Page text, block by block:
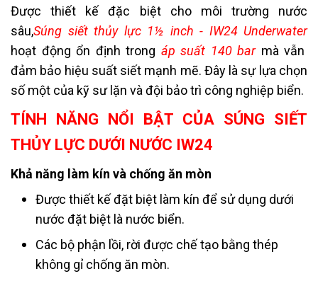
Được thiết kế đặc biệt cho môi trường nước
sâu,Súng siết thủy lực 1½ inch - IW24 Underwater
hoạt động ổn định trong áp suất 140 barmà vẫn
đảm bảo hiệu suất siết mạnh mẽ. Đây là sự lựa chọn
số một của kỹ sư lặn và đội bảo trì công nghiệp biển.
TÍNH NĂNG NỔI BẬT CỦA SÚNG SIẾT
THỦY LỰC DƯỚI NƯỚC IW24
Khả năng làm kín và chống ăn mòn
Được thiết kế đặt biệt làm kín để sử dụng dưới
nước đặt biệt là nước biển.
Các bộ phận lồi, rời được chế tạo bằng thép
không gỉ chống ăn mòn.